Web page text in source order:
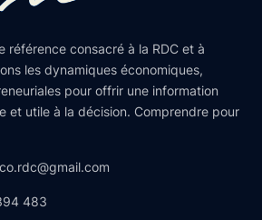
référence consacré à la RDC et à
les dynamiques économiques,
pour offrir une information
et utile à la décision. Comprendre pour
483